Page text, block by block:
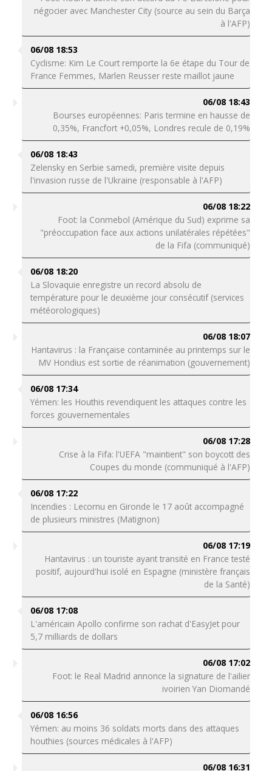
négocier avec Manchester City (source au sein du Barça
à l'AFP)
06/08 18:53
Cyclisme: Kim Le Court remporte la 6e étape du Tour de
France Femmes, Marlen Reusser reste maillot jaune
06/08 18:43
Bourses européennes: Paris termine en hausse de
0,35%, Francfort +0,05%, Londres recule de 0,19%
06/08 18:43
Zelensky en Serbie samedi, première visite depuis
l'invasion russe de l'Ukraine (responsable à l'AFP)
06/08 18:22
Foot: la Conmebol (Amérique du Sud) exprime sa
"préoccupation face aux actions unilatérales répétées"
de la Fifa (communiqué)
06/08 18:20
La Slovaquie enregistre un record absolu de
température pour le deuxième jour consécutif (services
météorologiques)
06/08 18:07
Hantavirus : la Française contaminée au printemps sur le
MV Hondius est sortie de réanimation (gouvernement)
06/08 17:34
Yémen: les Houthis revendiquent les attaques contre les
forces gouvernementales
06/08 17:28
Crise à la Fifa: l'UEFA "maintient" son boycott des
Coupes du monde (communiqué à l'AFP)
06/08 17:22
Incendies : Lecornu en Gironde le 17 août accompagné
de plusieurs ministres (Matignon)
06/08 17:19
Hantavirus : un touriste ayant transité en France testé
positif, aujourd'hui isolé en Espagne (ministère français
de la Santé)
06/08 17:08
L'américain Apollo confirme son rachat d'EasyJet pour
5,7 milliards de dollars
06/08 17:02
Foot: le Real Madrid annonce la signature de l'ailier
ivoirien Yan Diomandé
06/08 16:56
Yémen: au moins 36 soldats morts dans des attaques
houthies (sources médicales à l'AFP)
06/08 16:31